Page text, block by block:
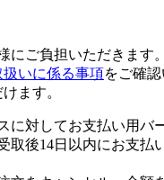
にご負担いただきます。
いに係る事項をご確
ます。
に対してお支払い用
後14日以内にお支払